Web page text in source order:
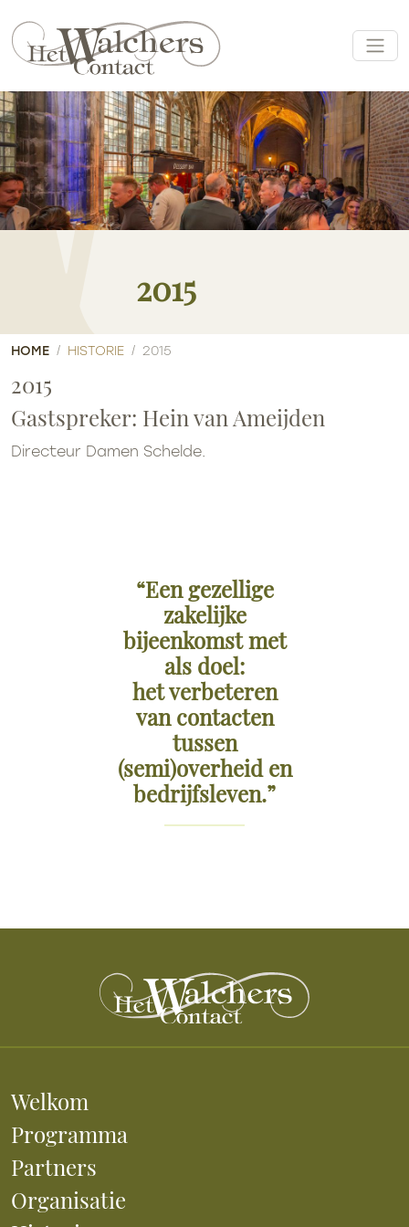
2015
HOME HISTORIE 2015
2015
Gastspreker: Hein van Ameijden
Directeur Damen Schelde.
“Een gezellige
zakelijke
bijeenkomst met
als doel:
het verbeteren
van contacten
tussen
(semi)overheid en
bedrijfsleven.”
Welkom
Programma
Partners
Organisatie